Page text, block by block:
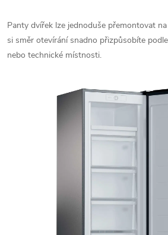
Panty dvířek lze jednoduše přemontovat
si směr otevírání snadno přizpůsobíte
nebo technické místnosti.